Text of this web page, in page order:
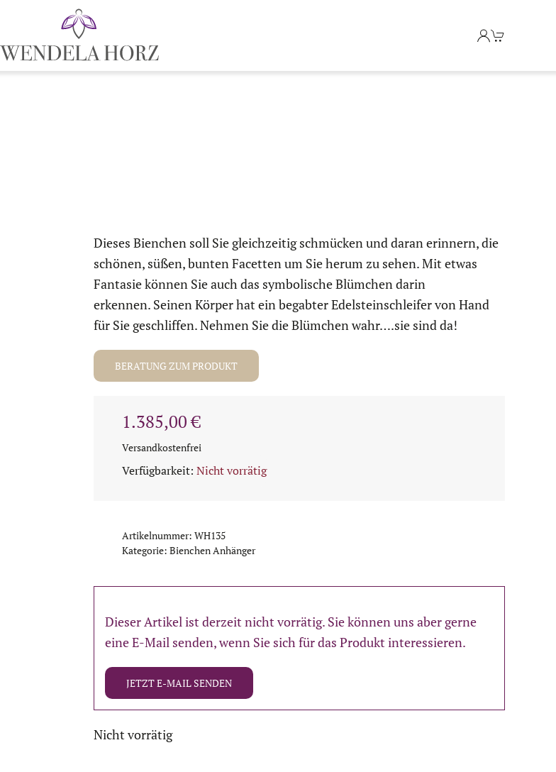
Dieses Bienchen soll Sie gleichzeitig schmücken und daran erinnern, die
schönen, süßen, bunten Facetten um Sie herum zu sehen. Mit etwas
Fantasie können Sie auch das symbolische Blümchen darin
erkennen. Seinen Körper hat ein begabter Edelsteinschleifer von Hand
für Sie geschliffen. Nehmen Sie die Blümchen wahr….sie sind da!
BERATUNG ZUM PRODUKT
1.385,00€
Versandkostenfrei
Nicht vorrätig
Artikelnummer: WH135
Kategorie: Bienchen Anhänger
Dieser Artikel ist derzeit nicht vorrätig. Sie können uns aber gerne
eine E-Mail senden, wenn Sie sich für das Produkt interessieren.
JETZT E-MAIL SENDEN
Nicht vorrätig